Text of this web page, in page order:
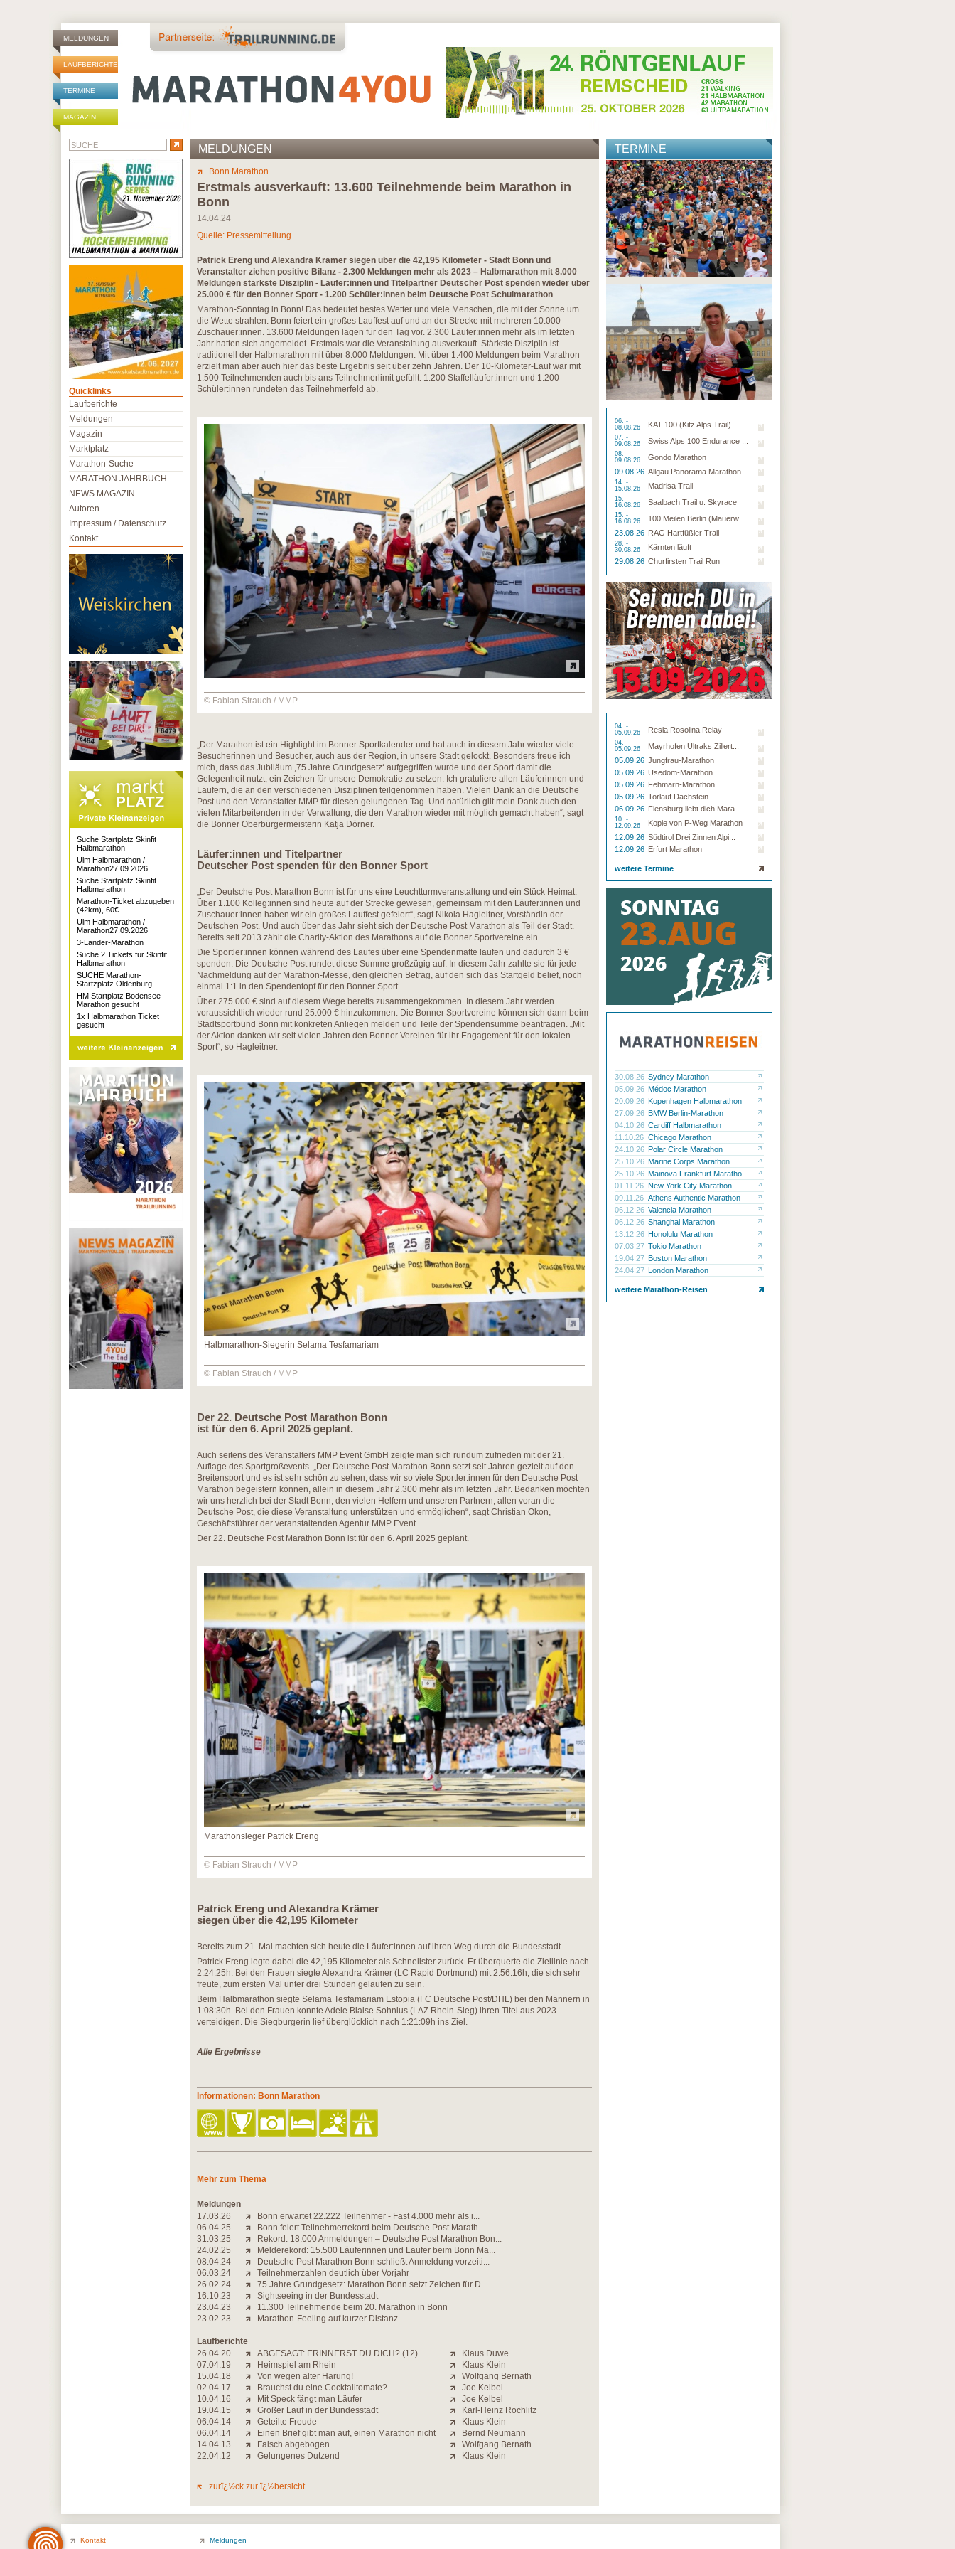
MELDUNGEN
LAUFBERICHTE
TERMINE
MAGAZIN
MELDUNGEN
Bonn Marathon
Erstmals ausverkauft: 13.600 Teilnehmende beim Marathon in
Bonn
14.04.24
Quelle: Pressemitteilung
Patrick Ereng und Alexandra Krämer siegen über die 42,195 Kilometer - Stadt Bonn und
Veranstalter ziehen positive Bilanz - 2.300 Meldungen mehr als 2023 – Halbmarathon mit 8.000
Meldungen stärkste Disziplin - Läufer:innen und Titelpartner Deutscher Post spenden wieder über
25.000 € für den Bonner Sport - 1.200 Schüler:innen beim Deutsche Post Schulmarathon
Marathon-Sonntag in Bonn! Das bedeutet bestes Wetter und viele Menschen, die mit der Sonne um
die Wette strahlen. Bonn feiert ein großes Lauffest auf und an der Strecke mit mehreren 10.000
Zuschauer:innen. 13.600 Meldungen lagen für den Tag vor. 2.300 Läufer:innen mehr als im letzten
Jahr hatten sich angemeldet. Erstmals war die Veranstaltung ausverkauft. Stärkste Disziplin ist
traditionell der Halbmarathon mit über 8.000 Meldungen. Mit über 1.400 Meldungen beim Marathon
erzielt man aber auch hier das beste Ergebnis seit über zehn Jahren. Der 10-Kilometer-Lauf war mit
1.500 Teilnehmenden auch bis ans Teilnehmerlimit gefüllt. 1.200 Staffelläufer:innen und 1.200
Schüler:innen rundeten das Teilnehmerfeld ab.
© Fabian Strauch / MMP
„Der Marathon ist ein Highlight im Bonner Sportkalender und hat auch in diesem Jahr wieder viele
Besucherinnen und Besucher, auch aus der Region, in unsere Stadt gelockt. Besonders freue ich
mich, dass das Jubiläum ‚75 Jahre Grundgesetz‘ aufgegriffen wurde und der Sport damit die
Gelegenheit nutzt, ein Zeichen für unsere Demokratie zu setzen. Ich gratuliere allen Läuferinnen und
Läufern, die an den verschiedenen Disziplinen teilgenommen haben. Vielen Dank an die Deutsche
Post und den Veranstalter MMP für diesen gelungenen Tag. Und natürlich gilt mein Dank auch den
vielen Mitarbeitenden in der Verwaltung, die den Marathon wieder mit möglich gemacht haben“, sagt
die Bonner Oberbürgermeisterin Katja Dörner.
Läufer:innen und Titelpartner
Deutscher Post spenden für den Bonner Sport
„Der Deutsche Post Marathon Bonn ist für uns eine Leuchtturmveranstaltung und ein Stück Heimat.
Über 1.100 Kolleg:innen sind heute auf der Strecke gewesen, gemeinsam mit den Läufer:innen und
Zuschauer:innen haben wir ein großes Lauffest gefeiert“, sagt Nikola Hagleitner, Vorständin der
Deutschen Post. Und auch über das Jahr sieht sich der Deutsche Post Marathon als Teil der Stadt.
Bereits seit 2013 zählt die Charity-Aktion des Marathons auf die Bonner Sportvereine ein.
Die Sportler:innen können während des Laufes über eine Spendenmatte laufen und dadurch 3 €
spenden. Die Deutsche Post rundet diese Summe großzügig auf. In diesem Jahr zahlte sie für jede
Nachmeldung auf der Marathon-Messe, den gleichen Betrag, auf den sich das Startgeld belief, noch
einmal 1:1 in den Spendentopf für den Bonner Sport.
Über 275.000 € sind auf diesem Wege bereits zusammengekommen. In diesem Jahr werden
voraussichtlich wieder rund 25.000 € hinzukommen. Die Bonner Sportvereine können sich dann beim
Stadtsportbund Bonn mit konkreten Anliegen melden und Teile der Spendensumme beantragen. „Mit
der Aktion danken wir seit vielen Jahren den Bonner Vereinen für ihr Engagement für den lokalen
Sport“, so Hagleitner.
Halbmarathon-Siegerin Selama Tesfamariam
© Fabian Strauch / MMP
Der 22. Deutsche Post Marathon Bonn
ist für den 6. April 2025 geplant.
Auch seitens des Veranstalters MMP Event GmbH zeigte man sich rundum zufrieden mit der 21.
Auflage des Sportgroßevents. „Der Deutsche Post Marathon Bonn setzt seit Jahren gezielt auf den
Breitensport und es ist sehr schön zu sehen, dass wir so viele Sportler:innen für den Deutsche Post
Marathon begeistern können, allein in diesem Jahr 2.300 mehr als im letzten Jahr. Bedanken möchten
wir uns herzlich bei der Stadt Bonn, den vielen Helfern und unseren Partnern, allen voran die
Deutsche Post, die diese Veranstaltung unterstützen und ermöglichen“, sagt Christian Okon,
Geschäftsführer der veranstaltenden Agentur MMP Event.
Der 22. Deutsche Post Marathon Bonn ist für den 6. April 2025 geplant.
Marathonsieger Patrick Ereng
© Fabian Strauch / MMP
Patrick Ereng und Alexandra Krämer
siegen über die 42,195 Kilometer
Bereits zum 21. Mal machten sich heute die Läufer:innen auf ihren Weg durch die Bundesstadt.
Patrick Ereng legte dabei die 42,195 Kilometer als Schnellster zurück. Er überquerte die Ziellinie nach
2:24:25h. Bei den Frauen siegte Alexandra Krämer (LC Rapid Dortmund) mit 2:56:16h, die sich sehr
freute, zum ersten Mal unter drei Stunden gelaufen zu sein.
Beim Halbmarathon siegte Selama Tesfamariam Estopia (FC Deutsche Post/DHL) bei den Männern in
1:08:30h. Bei den Frauen konnte Adele Blaise Sohnius (LAZ Rhein-Sieg) ihren Titel aus 2023
verteidigen. Die Siegburgerin lief überglücklich nach 1:21:09h ins Ziel.
Alle Ergebnisse
Informationen: Bonn Marathon
Mehr zum Thema
Meldungen
17.03.26
Bonn erwartet 22.222 Teilnehmer - Fast 4.000 mehr als i...
06.04.25
Bonn feiert Teilnehmerrekord beim Deutsche Post Marath...
31.03.25
Rekord: 18.000 Anmeldungen – Deutsche Post Marathon Bon...
24.02.25
Melderekord: 15.500 Läuferinnen und Läufer beim Bonn Ma...
08.04.24
Deutsche Post Marathon Bonn schließt Anmeldung vorzeiti...
06.03.24
Teilnehmerzahlen deutlich über Vorjahr
26.02.24
75 Jahre Grundgesetz: Marathon Bonn setzt Zeichen für D...
16.10.23
Sightseeing in der Bundesstadt
23.04.23
11.300 Teilnehmende beim 20. Marathon in Bonn
23.02.23
Marathon-Feeling auf kurzer Distanz
Laufberichte
26.04.20
ABGESAGT: ERINNERST DU DICH? (12)
Klaus Duwe
07.04.19
Heimspiel am Rhein
Klaus Klein
15.04.18
Von wegen alter Harung!
Wolfgang Bernath
02.04.17
Brauchst du eine Cocktailtomate?
Joe Kelbel
10.04.16
Mit Speck fängt man Läufer
Joe Kelbel
19.04.15
Großer Lauf in der Bundesstadt
Karl-Heinz Rochlitz
06.04.14
Geteilte Freude
Klaus Klein
06.04.14
Einen Brief gibt man auf, einen Marathon nicht
Bernd Neumann
14.04.13
Falsch abgebogen
Wolfgang Bernath
22.04.12
Gelungenes Dutzend Klaus Klein
zurï¿½ck zur ï¿½bersicht
TERMINE
06. -
08.08.26
KAT 100 (Kitz Alps Trail)
07. -
09.08.26
Swiss Alps 100 Endurance ...
08. -
09.08.26
Gondo Marathon
09.08.26 Allgäu Panorama Marathon
14. -
15.08.26
Madrisa Trail
15. -
16.08.26
Saalbach Trail u. Skyrace
15. -
16.08.26
100 Meilen Berlin (Mauerw...
23.08.26 RAG Hartfüßler Trail
28. -
30.08.26
Kärnten läuft
29.08.26 Churfirsten Trail Run
04. -
05.09.26
Resia Rosolina Relay
04. -
05.09.26
Mayrhofen Ultraks Zillert...
05.09.26 Jungfrau-Marathon
05.09.26 Usedom-Marathon
05.09.26 Fehmarn-Marathon
05.09.26 Torlauf Dachstein
06.09.26 Flensburg liebt dich Mara...
10. -
12.09.26
Kopie von P-Weg Marathon
12.09.26 Südtirol Drei Zinnen Alpi...
12.09.26 Erfurt Marathon
weitere Termine
30.08.26 Sydney Marathon
05.09.26 Médoc Marathon
20.09.26 Kopenhagen Halbmarathon
27.09.26 BMW Berlin-Marathon
04.10.26 Cardiff Halbmarathon
11.10.26 Chicago Marathon
24.10.26 Polar Circle Marathon
25.10.26 Marine Corps Marathon
25.10.26 Mainova Frankfurt Maratho...
01.11.26 New York City Marathon
09.11.26 Athens Authentic Marathon
06.12.26 Valencia Marathon
06.12.26 Shanghai Marathon
13.12.26 Honolulu Marathon
07.03.27 Tokio Marathon
19.04.27 Boston Marathon
24.04.27 London Marathon
weitere Marathon-Reisen
Quicklinks
Laufberichte
Meldungen
Magazin
Marktplatz
Marathon-Suche
MARATHON JAHRBUCH
NEWS MAGAZIN
Autoren
Impressum / Datenschutz
Kontakt
Suche Startplatz Skinfit
Halbmarathon
Ulm Halbmarathon /
Marathon27.09.2026
Suche Startplatz Skinfit
Halbmarathon
Marathon-Ticket abzugeben
(42km), 60€
Ulm Halbmarathon /
Marathon27.09.2026
3-Länder-Marathon
Suche 2 Tickets für Skinfit
Halbmarathon
SUCHE Marathon-
Startzplatz Oldenburg
HM Startplatz Bodensee
Marathon gesucht
1x Halbmarathon Ticket
gesucht
Kontakt Meldungen